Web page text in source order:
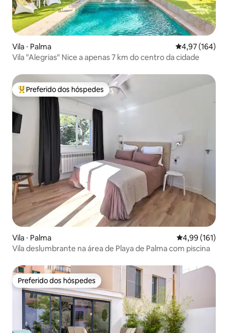
Vila ⋅ Palma 4,97 de uma
4,97 (164)
Vila "Alegrias" Nice a apenas 7 km do centro da cidade
Entre os melhores preferidos dos hóspedes
Preferido dos hóspedes
Vila ⋅ Palma 4,99 de uma
4,99 (161)
Vila deslumbrante na área de Playa de Palma com piscina
Preferido dos hóspedes
Preferido dos hóspedes